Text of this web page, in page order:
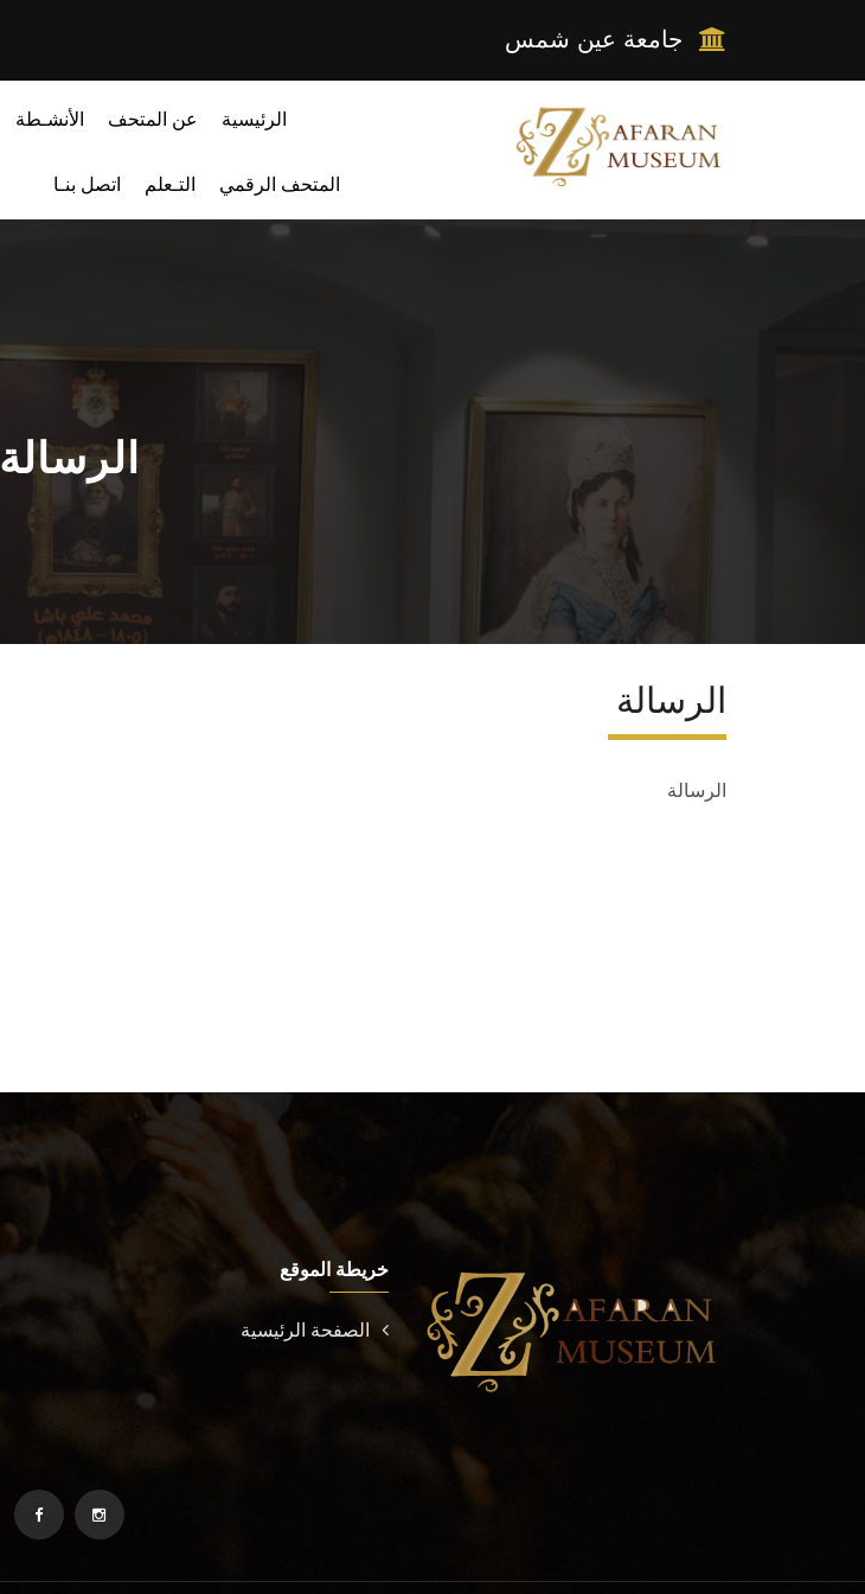
جامعة عين شمس
الرئيسية عن المتحف الأنشـطة
المتحف الرقمي التـعلم اتصل بنـا
الرسالة
الرسالة
الرسالة
خريطة الموقع
الصفحة الرئيسية